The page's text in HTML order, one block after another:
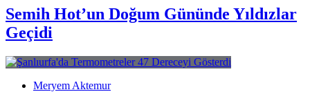
Semih Hot’un Doğum Gününde Yıldızlar
Geçidi
Meryem Aktemur